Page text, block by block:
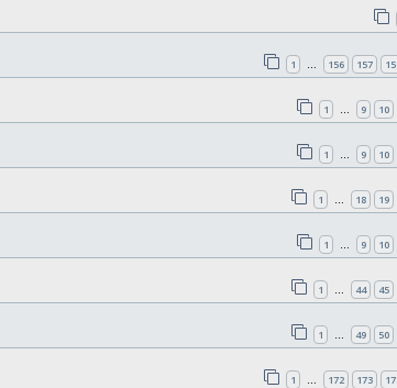
1 … 156 157
1 … 9 10
1 … 9 10
1 … 18 19
1 … 9 10
1 … 44 45
1 … 49 50
1 … 172 173